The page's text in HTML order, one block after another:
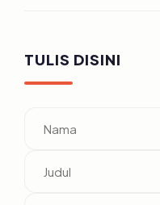
TULIS DISINI